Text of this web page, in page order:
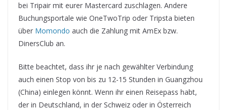
bei Tripair mit eurer Mastercard zuschlagen. Andere
Buchungsportale wie OneTwoTrip oder Tripsta bieten
über Momondo auch die Zahlung mit AmEx bzw.
DinersClub an.
Bitte beachtet, dass ihr je nach gewählter Verbindung
auch einen Stop von bis zu 12-15 Stunden in Guangzhou
(China) einlegen könnt. Wenn ihr einen Reisepass habt,
der in Deutschland, in der Schweiz oder in Österreich